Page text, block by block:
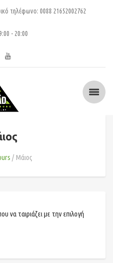
τηλέφωνο: 0088 21652002762
- 20:00
Μάιος
να ταιριάζει με την επιλογή